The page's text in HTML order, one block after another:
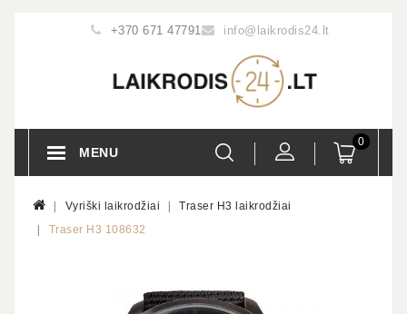
+370 671 47791 info@laikrodis24.lt
0
MENU
Vyriški laikrodžiai
Traser H3 laikrodžiai
Traser H3 108632